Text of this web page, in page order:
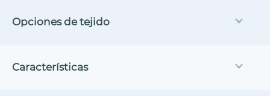
Opciones de tejido
Características